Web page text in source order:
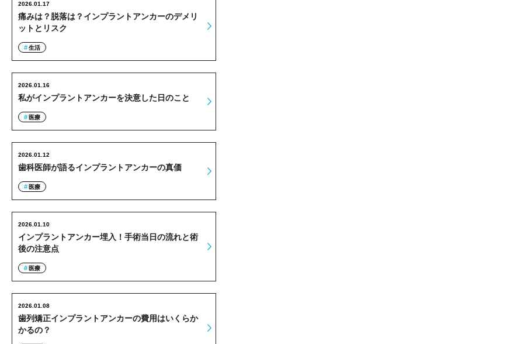
痛みは？脱落は？インプラントアンカーのデメリ
ットとリスク
2026.01.17
生活
私がインプラントアンカーを決意した日のこと
2026.01.16
医療
歯科医師が語るインプラントアンカーの真価
2026.01.12
医療
インプラントアンカー埋入！手術当日の流れと術
後の注意点
2026.01.10
医療
歯列矯正インプラントアンカーの費用はいくらか
かるの？
2026.01.08